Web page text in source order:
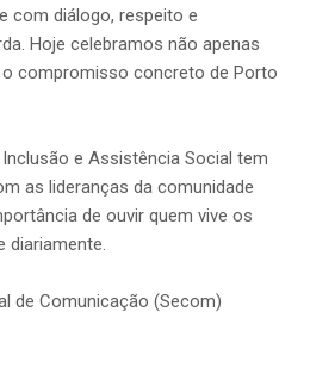
com diálogo, respeito e
Hoje celebramos não apenas
compromisso concreto de Porto
e Assistência Social tem
as lideranças da comunidade
de ouvir quem vive os
diariamente.
de Comunicação (Secom)